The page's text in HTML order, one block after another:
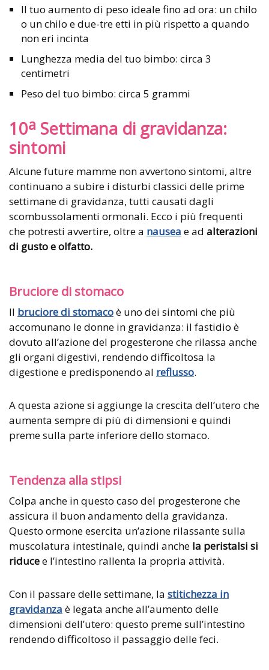
Il tuo aumento di peso ideale fino ad ora: un chilo
o un chilo e due-tre etti in più rispetto a quando
non eri incinta
Lunghezza media del tuo bimbo: circa 3
centimetri
Peso del tuo bimbo: circa 5 grammi
10a Settimana di gravidanza:
sintomi
Alcune future mamme non avvertono sintomi, altre
continuano a subire i disturbi classici delle prime
settimane di gravidanza, tutti causati dagli
scombussolamenti ormonali. Ecco i più frequenti
che potresti avvertire, oltre a nausea e ad alterazioni
di gusto e olfatto.
Bruciore di stomaco
Il bruciore di stomacoè uno dei sintomi che più
accomunano le donne in gravidanza: il fastidio è
dovuto all’azione del progesterone che rilassa anche
gli organi digestivi, rendendo difficoltosa la
digestione e predisponendo al reflusso.
A questa azione si aggiunge la crescita dell’utero che
aumenta sempre di più di dimensioni e quindi
preme sulla parte inferiore dello stomaco.
Tendenza alla stipsi
Colpa anche in questo caso del progesterone che
assicura il buon andamento della gravidanza.
Questo ormone esercita un’azione rilassante sulla
muscolatura intestinale, quindi anche la peristalsi si
riducee l’intestino rallenta la propria attività.
Con il passare delle settimane, la stitichezza in
gravidanza è legata anche all’aumento delle
dimensioni dell’utero: questo preme sull’intestino
rendendo difficoltoso il passaggio delle feci.